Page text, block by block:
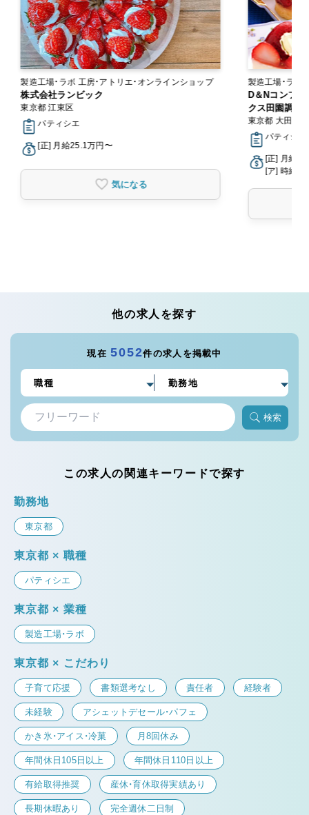
製造工場・ラボ 工房・アトリエ・オンラインショップ
株式会社ランビック
東京都 江東区
パティシエ
[正] 月給25.1万円〜
気になる
製造工場・ラボ
D＆Nコンフ
クス田園調布
東京都 大田区
パティシエ
[正] 月給
[ア] 時給
他の求人を探す
現在5052件の求人を掲載中
検索
この求人の関連キーワードで探す
勤務地
東京都
東京都 × 職種
パティシエ
東京都 × 業種
製造工場・ラボ
東京都 × こだわり
子育て応援 書類選考なし 責任者 経験者
未経験 アシェットデセール・パフェ
かき氷・アイス・冷菓 月8回休み
年間休日105日以上 年間休日110日以上
有給取得推奨 産休・育休取得実績あり
長期休暇あり 完全週休二日制